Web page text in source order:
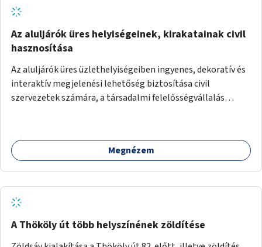
Az aluljárók üres helyiségeinek, kirakatainak civil
hasznosítása
Az aluljárók üres üzlethelyiségeiben ingyenes, dekoratív és
interaktív megjelenési lehetőség biztosítása civil
szervezetek számára, a társadalmi felelősségvállalás
például rajzokkal, kérdésekkel, üzenetküldési lehetőséggel
vagy akciónapokkal – bérleti és közüzemi díjak nélkül, a
Megnézem
A Thököly út több helyszínének zöldítése